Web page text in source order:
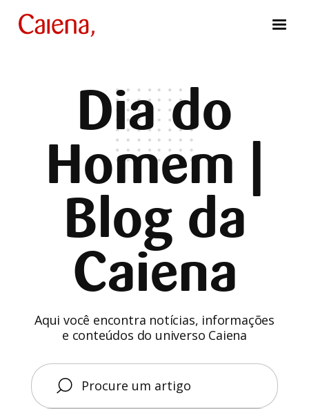
Dia do
Homem |
Blog da
Caiena
Aqui você encontra notícias, informações
e conteúdos do universo Caiena